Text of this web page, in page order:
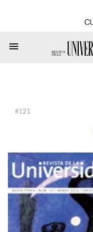
#121